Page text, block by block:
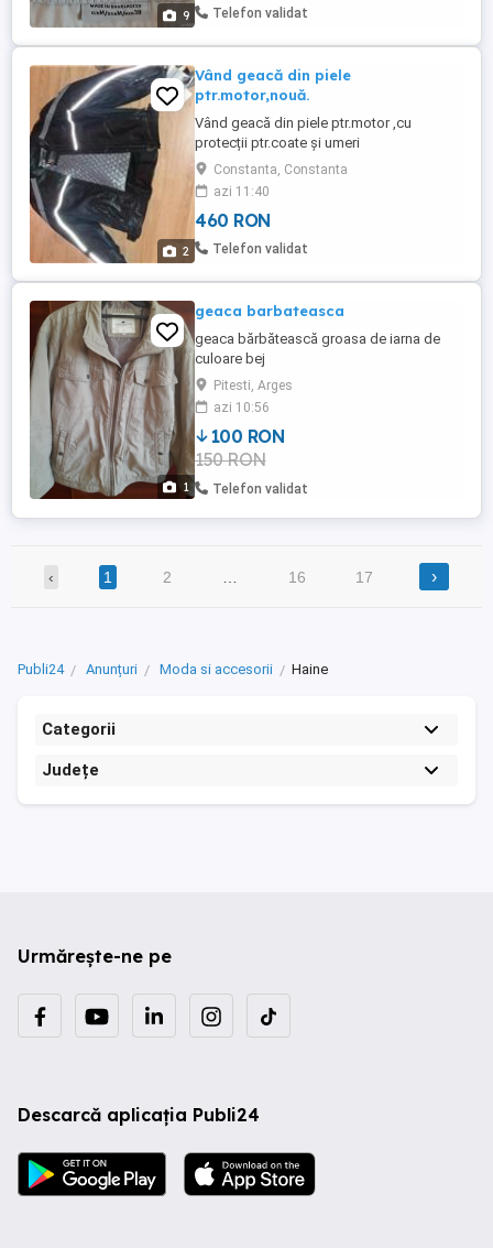
9
Valentina din Italia, în stare foarte bună la
Telefon validat
2
Vând geacă din piele
ptr.motor,nouă.
Vând geacă din piele ptr.motor ,cu
protecții ptr.coate şi umeri
Constanta, Constanta
azi 11:40
460 RON
Telefon validat
1
geaca barbateasca
geaca bărbătească groasa de iarna de
culoare bej
Pitesti, Arges
azi 10:56
100 RON
150 RON
Telefon validat
‹ 1 2 16 17 ›
Publi24 Anunțuri Moda si accesorii Haine
Categorii
Județe
Urmărește-ne pe
Descarcă aplicația Publi24